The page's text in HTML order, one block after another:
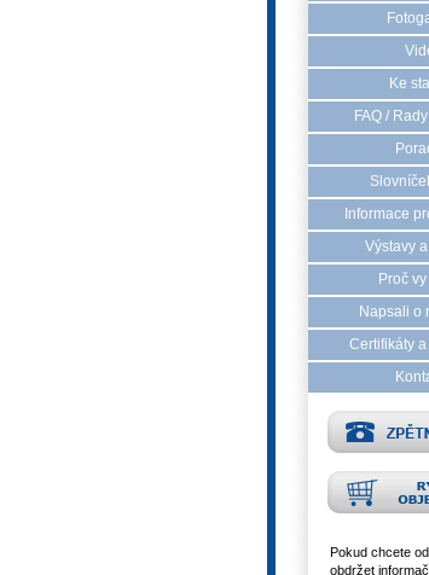
Ke
FAQ /
Informace
Výstavy
Proč
Napsali o
Certifikáty
Pokud chcete
obdržet